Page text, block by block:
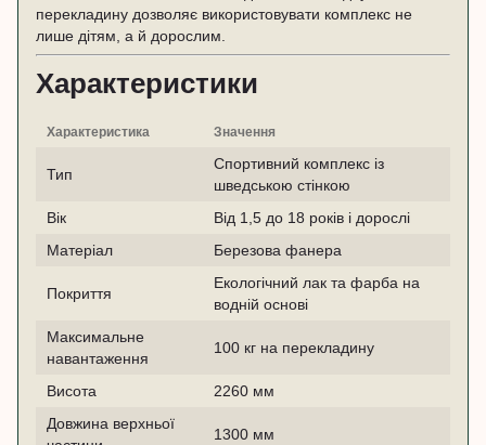
перекладину дозволяє використовувати комплекс не
лише дітям, а й дорослим.
Характеристики
Характеристика Значення
Тип
Спортивний комплекс із
шведською стінкою
Вік
Від 1,5 до 18 років і дорослі
Матеріал
Березова фанера
Покриття
Екологічний лак та фарба на
водній основі
Максимальне
навантаження
100 кг на перекладину
Висота
2260 мм
Довжина верхньої
1300 мм